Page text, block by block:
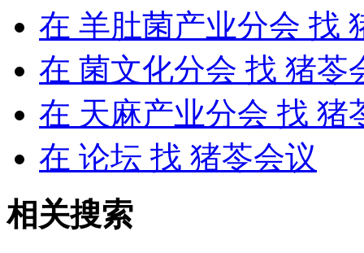
在 羊肚菌产业分会 找
在 菌文化分会 找 猪苓
在 天麻产业分会 找 猪
在 论坛 找 猪苓会议
相关搜索